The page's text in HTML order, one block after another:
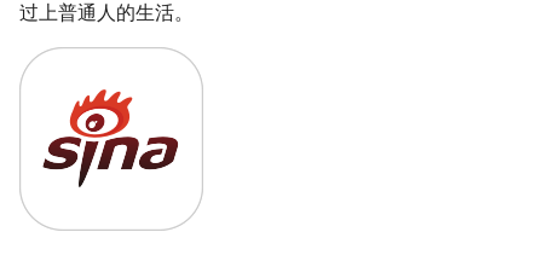
过上普通人的生活。